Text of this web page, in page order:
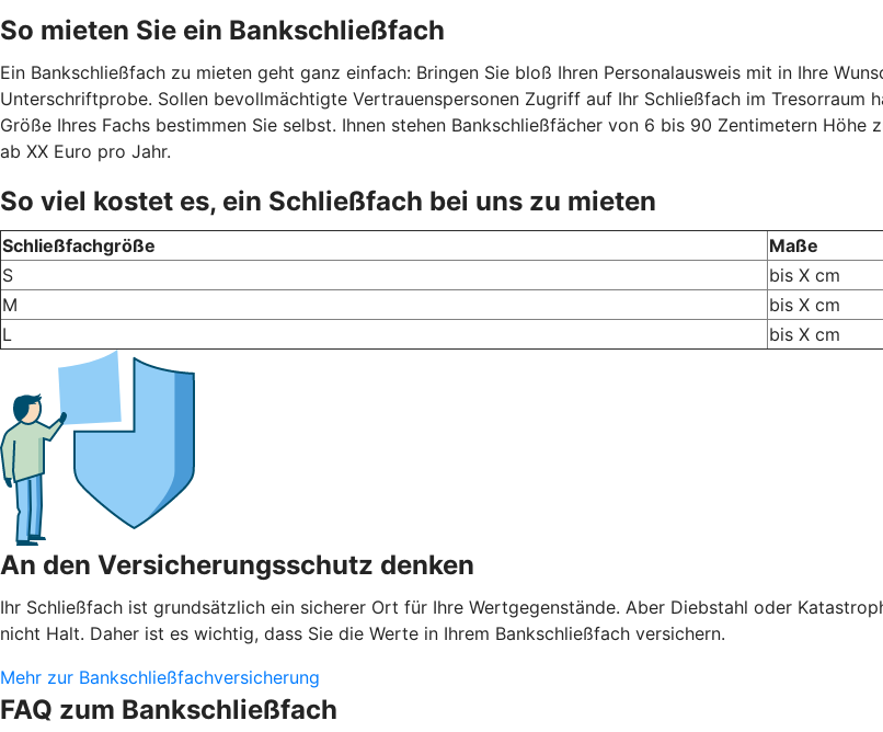
So mieten Sie ein Bankschließfach
Ein Bankschließfach zu mieten geht ganz einfach: Bringen Sie bloß Ihren Personalausweis mit in Ihre
Unterschriftprobe. Sollen bevollmächtigte Vertrauenspersonen Zugriff auf Ihr Schließfach im Tresorraum
Größe Ihres Fachs bestimmen Sie selbst. Ihnen stehen Bankschließfächer von 6 bis 90 Zentimetern
ab XX Euro pro Jahr.
So viel kostet es, ein Schließfach bei uns zu mieten
Schließfachgröße Maße
S
bis X cm
M
bis X cm
L
bis X cm
An den Versicherungsschutz denken
Ihr Schließfach ist grundsätzlich ein sicherer Ort für Ihre Wertgegenstände. Aber Diebstahl oder
nicht Halt. Daher ist es wichtig, dass Sie die Werte in Ihrem Bankschließfach versichern.
Mehr zur Bankschließfachversicherung
FAQ zum Bankschließfach